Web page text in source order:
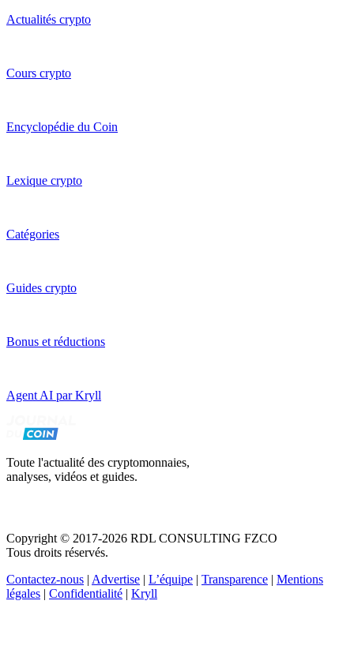
Actualités crypto
Cours crypto
Encyclopédie du Coin
Lexique crypto
Catégories
Guides crypto
Bonus et réductions
Agent AI par Kryll
Toute l'actualité des cryptomonnaies,
analyses, vidéos et guides.
Copyright © 2017-2026 RDL CONSULTING FZCO
Tous droits réservés.
Contactez-nous | Advertise | L’équipe | Transparence | Mentions
légales | Confidentialité | Kryll